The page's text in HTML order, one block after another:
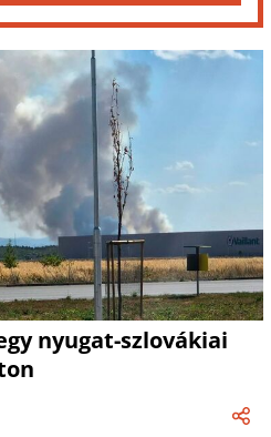
nyugat-szlovákiai